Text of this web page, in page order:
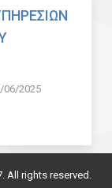
06/2025
All rights reserved.